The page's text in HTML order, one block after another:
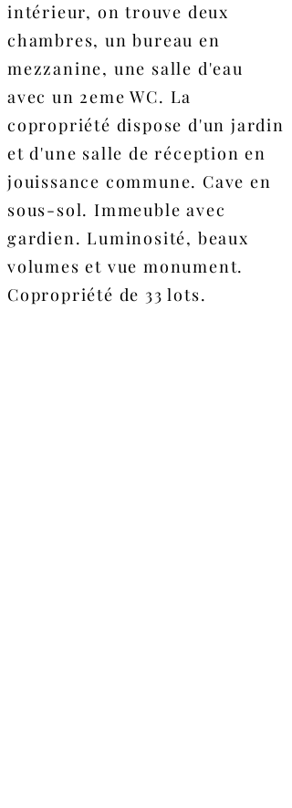
intérieur, on trouve deux
chambres, un bureau en
mezzanine, une salle d'eau
avec un 2eme WC. La
copropriété dispose d'un jardin
et d'une salle de réception en
jouissance commune. Cave en
sous-sol. Immeuble avec
gardien. Luminosité, beaux
volumes et vue monument.
Copropriété de 33 lots.